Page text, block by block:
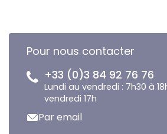
Pour nous contacter
+33 (0)3 84 92 76 76
Lundi au vendredi : 7h30 à
vendredi 17h
Par email